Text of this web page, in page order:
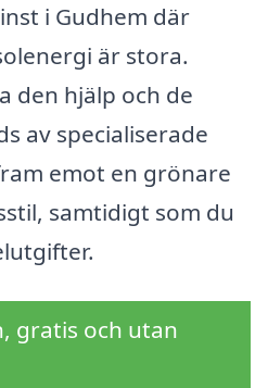
i Gudhem där
är stora.
den hjälp och de
av specialiserade
emot en grönare
samtidigt som du
gratis och utan